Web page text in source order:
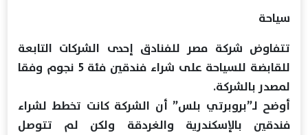
سياحة
تتفاوض شركة مصر للفنادق إحدى الشركات التابعة
للقابضة للسياحة على شراء فندقين فئة 5 نجوم وفقا
لمصدر بالشركة.
أوضح لـ”بروبرتي بلس” أن الشركة كانت تخطط لشراء
فندقين بالإسكندرية والغردقة ولكن لم تتوصل